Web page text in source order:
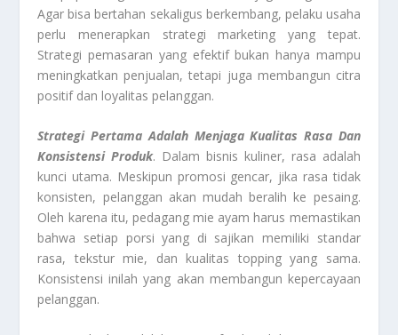
Agar bisa bertahan sekaligus berkembang, pelaku usaha
perlu menerapkan strategi marketing yang tepat.
Strategi pemasaran yang efektif bukan hanya mampu
meningkatkan penjualan, tetapi juga membangun citra
positif dan loyalitas pelanggan.
Strategi Pertama Adalah Menjaga Kualitas Rasa Dan
Konsistensi Produk. Dalam bisnis kuliner, rasa adalah
kunci utama. Meskipun promosi gencar, jika rasa tidak
konsisten, pelanggan akan mudah beralih ke pesaing.
Oleh karena itu, pedagang mie ayam harus memastikan
bahwa setiap porsi yang di sajikan memiliki standar
rasa, tekstur mie, dan kualitas topping yang sama.
Konsistensi inilah yang akan membangun kepercayaan
pelanggan.